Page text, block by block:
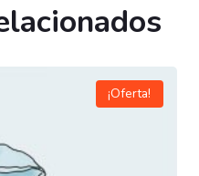
¡Oferta!